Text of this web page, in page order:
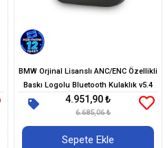
BMW Orjinal Lisanslı ANC/ENC Özellikli
Baskı Logolu Bluetooth Kulaklık v5.4
4.951,90 ₺
6.685,06 ₺
Sepete Ekle